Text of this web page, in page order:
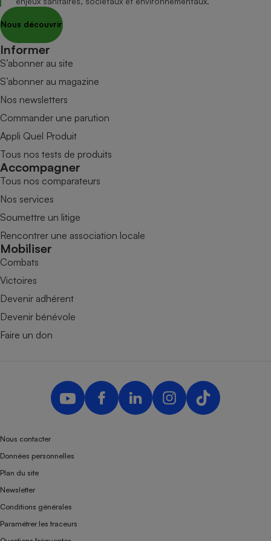
Nous découvrir
Informer
S’abonner au site
S’abonner au magazine
Nos newsletters
Commander une parution
Appli Quel Produit
Tous nos tests de produits
Accompagner
Tous nos comparateurs
Nos services
Soumettre un litige
Rencontrer une association locale
Mobiliser
Combats
Victoires
Devenir adhérent
Devenir bénévole
Faire un don
Nous contacter
Données personnelles
Plan du site
Newsletter
Conditions générales
Paramétrer les traceurs